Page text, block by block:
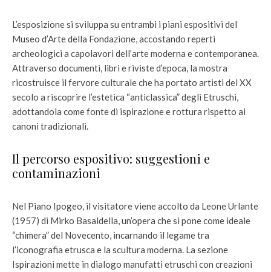
L’esposizione si sviluppa su entrambi i piani espositivi del
Museo d’Arte della Fondazione, accostando reperti
archeologici a capolavori dell’arte moderna e contemporanea.
Attraverso documenti, libri e riviste d’epoca, la mostra
ricostruisce il fervore culturale che ha portato artisti del XX
secolo a riscoprire l’estetica “anticlassica” degli Etruschi,
adottandola come fonte di ispirazione e rottura rispetto ai
canoni tradizionali.
Il percorso espositivo: suggestioni e
contaminazioni
Nel Piano Ipogeo, il visitatore viene accolto da Leone Urlante
(1957) di Mirko Basaldella, un’opera che si pone come ideale
“chimera” del Novecento, incarnando il legame tra
l’iconografia etrusca e la scultura moderna. La sezione
Ispirazioni mette in dialogo manufatti etruschi con creazioni